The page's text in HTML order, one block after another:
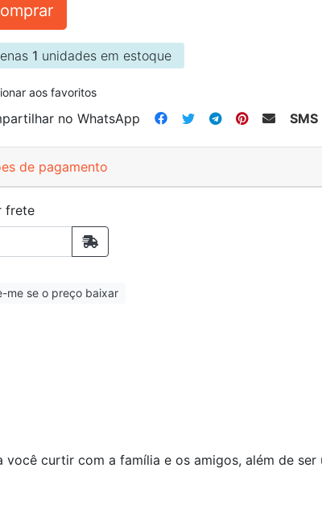
1 unidades em estoque
aos favoritos
no WhatsApp SMS
de pagamento
frete
me se o preço baixar
curtir com a família e os amigos, além de ser